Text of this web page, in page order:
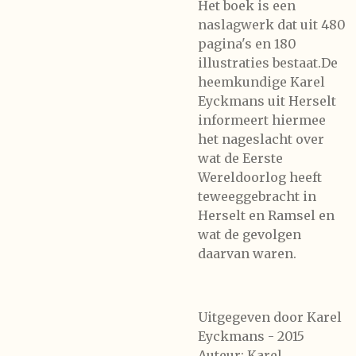
Het boek is een
naslagwerk dat uit 480
pagina's en 180
illustraties bestaat.De
heemkundige Karel
Eyckmans uit Herselt
informeert hiermee
het nageslacht over
wat de Eerste
Wereldoorlog heeft
teweeggebracht in
Herselt en Ramsel en
wat de gevolgen
daarvan waren.
Uitgegeven door Karel
Eyckmans - 2015